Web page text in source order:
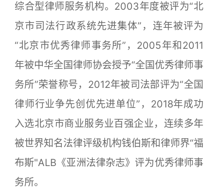
综合型律师服务机构。2003年度被评为“北
京市司法行政系统先进集体”，连年被评为
“北京市优秀律师事务所”，2005年和2011
年被中华全国律师协会授予“全国优秀律师事
务所”荣誉称号，2012年被司法部评为“全国
律师行业争先创优先进单位”，2018年成功
入选北京市商业服务业百强企业，连续多年
被世界知名法律评级机构钱伯斯和律师界“福
布斯"ALB《亚洲法律杂志》评为优秀律师事
务所。